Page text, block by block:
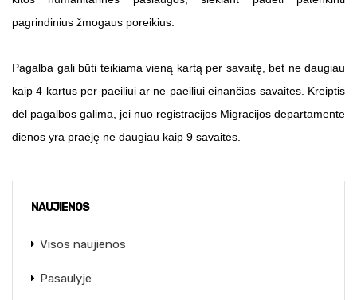
pagrindinius žmogaus poreikius.
Pagalba gali būti teikiama vieną kartą per savaitę, bet ne daugiau
kaip 4 kartus per paeiliui ar ne paeiliui einančias savaites. Kreiptis
dėl pagalbos galima, jei nuo registracijos Migracijos departamente
dienos yra praėję ne daugiau kaip 9 savaitės.
NAUJIENOS
Visos naujienos
Pasaulyje